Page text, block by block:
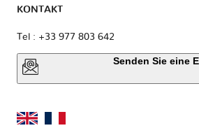
KONTAKT
Tel : +33 977 803 642
Senden Sie eine